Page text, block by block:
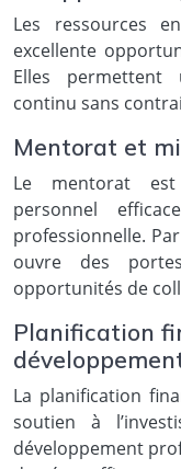
Les ressources
excellente
Elles permettent
continu sans
Mentorat et
Le mentorat est
personnel
professionnelle.
ouvre des
opportunités de
Planification
La planification
soutien à
développement